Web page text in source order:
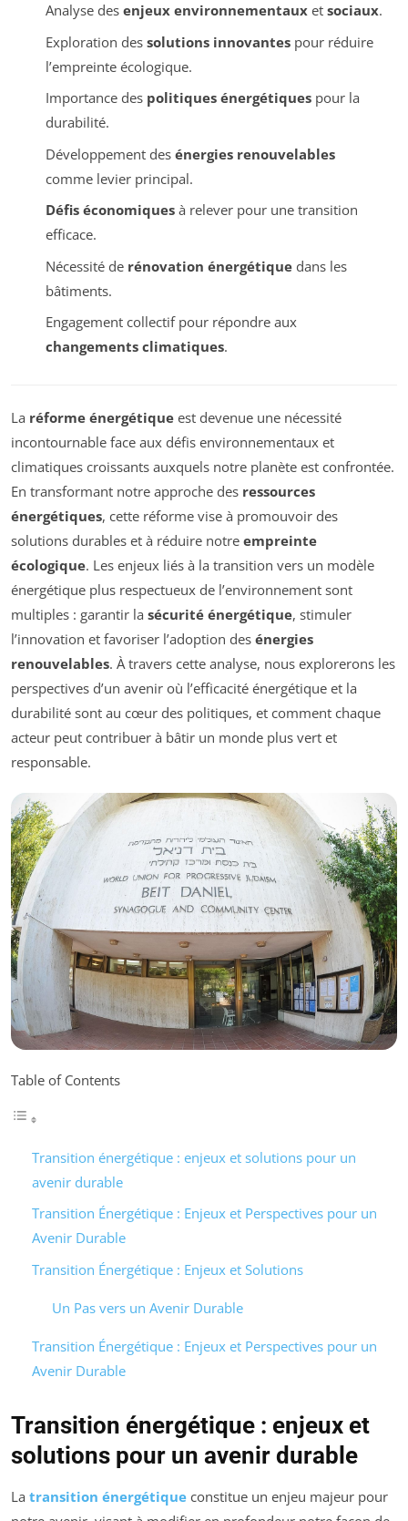
Analyse des enjeux environnementauxet sociaux.
Exploration des solutions innovantespour réduire
l’empreinte écologique.
Importance des politiques énergétiquespour la
durabilité.
Développement des énergies renouvelables
comme levier principal.
Défis économiquesà relever pour une transition
efficace.
Nécessité de rénovation énergétiquedans les
bâtiments.
Engagement collectif pour répondre aux
changements climatiques.
La réforme énergétique est devenue une nécessité
incontournable face aux défis environnementaux et
climatiques croissants auxquels notre planète est confrontée.
En transformant notre approche des ressources
énergétiques, cette réforme vise à promouvoir des
solutions durables et à réduire notre empreinte
écologique. Les enjeux liés à la transition vers un modèle
énergétique plus respectueux de l’environnement sont
multiples : garantir la sécurité énergétique, stimuler
l’innovation et favoriser l’adoption des énergies
renouvelables. À travers cette analyse, nous explorerons les
perspectives d’un avenir où l’efficacité énergétique et la
durabilité sont au cœur des politiques, et comment chaque
acteur peut contribuer à bâtir un monde plus vert et
responsable.
Table of Contents
Transition énergétique : enjeux et solutions pour un
avenir durable
Transition Énergétique : Enjeux et Perspectives pour un
Avenir Durable
Transition Énergétique : Enjeux et Solutions
Un Pas vers un Avenir Durable
Transition Énergétique : Enjeux et Perspectives pour un
Avenir Durable
Transition énergétique : enjeux et
solutions pour un avenir durable
La transition énergétique constitue un enjeu majeur pour